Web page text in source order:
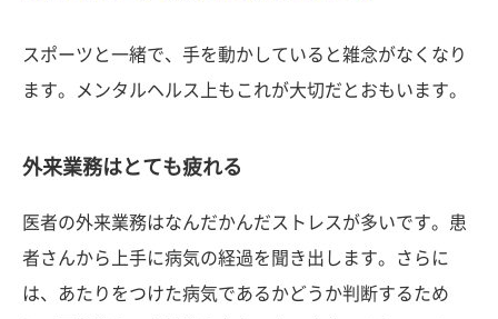
スポーツと一緒で、手を動かしていると雑念がなくなり
ます。メンタルヘルス上もこれが大切だとおもいます。
外来業務はとても疲れる
医者の外来業務はなんだかんだストレスが多いです。患
者さんから上手に病気の経過を聞き出します。さらに
は、あたりをつけた病気であるかどうか判断するため